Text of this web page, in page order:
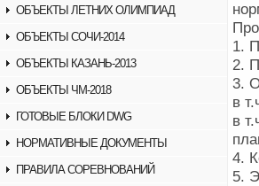
ОБЪЕКТЫ ЛЕТНИХ ОЛИМПИАД
ОБЪЕКТЫ СОЧИ-2014
ОБЪЕКТЫ КАЗАНЬ-2013
ОБЪЕКТЫ ЧМ-2018
ГОТОВЫЕ БЛОКИ DWG
НОРМАТИВНЫЕ ДОКУМЕНТЫ
ПРАВИЛА СОРЕВНОВАНИЙ
1.
2.
3.
в
в
4.
5.